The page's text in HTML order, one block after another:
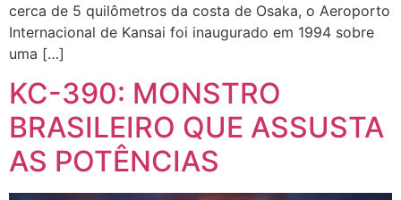
cerca de 5 quilômetros da costa de Osaka, o Aeroporto
Internacional de Kansai foi inaugurado em 1994 sobre
uma […]
KC-390: MONSTRO
BRASILEIRO QUE ASSUSTA
AS POTÊNCIAS